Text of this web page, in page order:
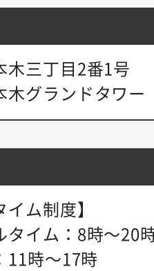
木三丁目2番1号
グランドタワー
ム制度】
タイム：8時～20
11時～17時